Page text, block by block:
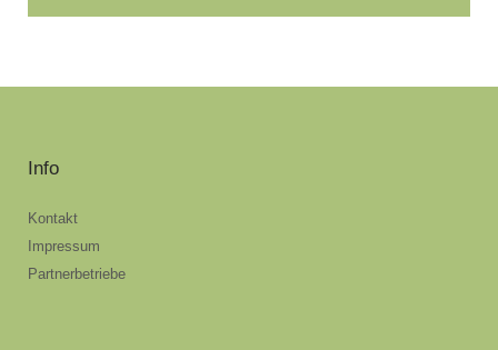
Info
Kontakt
Impressum
Partnerbetriebe